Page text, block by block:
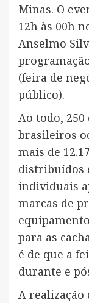
Minas. O
12h às 00h
Anselmo
(feira de
público).
Ao todo, 250
brasileiros
mais de
distribuídos
individuais
marcas de
para as
é de que a
durante e
A realização